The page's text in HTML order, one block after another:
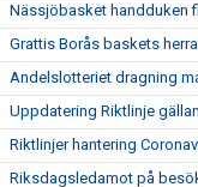
Nässjöbasket handduken
Grattis Borås baskets
Andelslotteriet dragning
Uppdatering Riktlinje
Riktlinjer hantering
Riksdagsledamot på